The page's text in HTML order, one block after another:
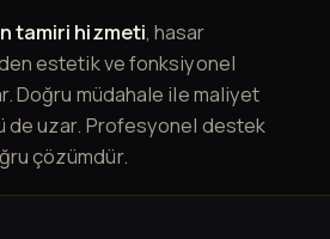
tamiri hizmeti, hasar
estetik ve fonksiyonel
Doğru müdahale ile maliyet
de uzar. Profesyonel destek
çözümdür.